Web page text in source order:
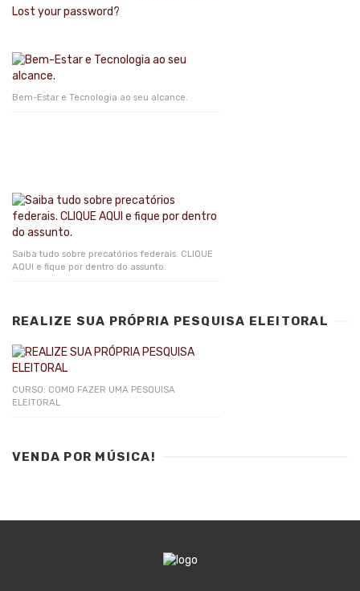
Lost your password?
Bem-Estar e Tecnologia ao seu alcance.
Saiba tudo sobre precatórios federais. CLIQUE
AQUI e fique por dentro do assunto.
REALIZE SUA PRÓPRIA PESQUISA ELEITORAL
CURSO: COMO FAZER UMA PESQUISA
ELEITORAL
VENDA POR MÚSICA!